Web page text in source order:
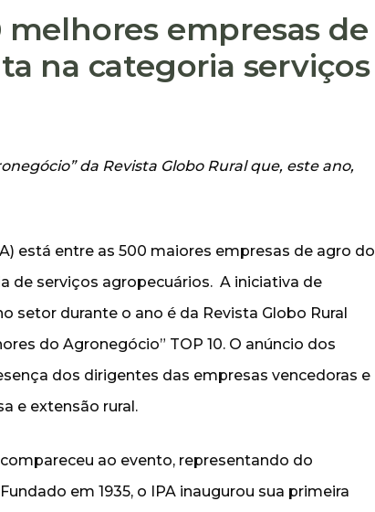
melhores empresas de
na categoria serviços
da Revista Globo Rural que, este ano,
está entre as 500 maiores empresas de agro do
de serviços agropecuários. A iniciativa de
setor durante o ano é da Revista Globo Rural
do Agronegócio” TOP 10. O anúncio dos
dos dirigentes das empresas vencedoras e
e extensão rural.
ao evento, representando do
em 1935, o IPA inaugurou sua primeira